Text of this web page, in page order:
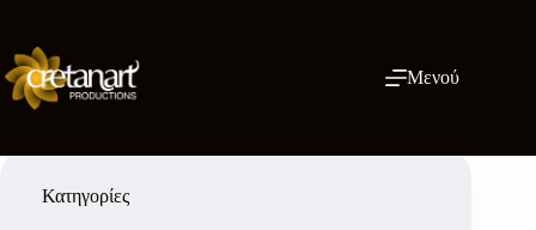
περιεχόμενο
Μενού
Κατηγορίες